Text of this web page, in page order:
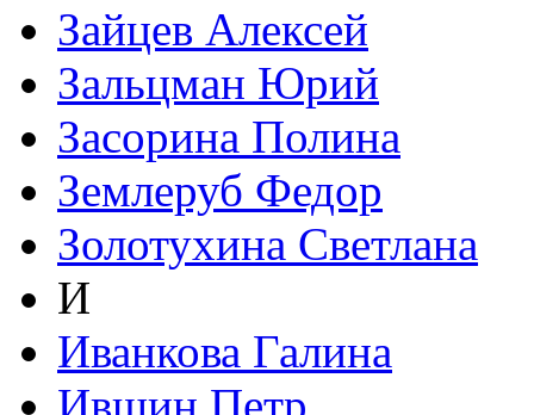
Зайцев Алексей
Зальцман Юрий
Засорина Полина
Землеруб Федор
Золотухина Светлана
И
Иванкова Галина